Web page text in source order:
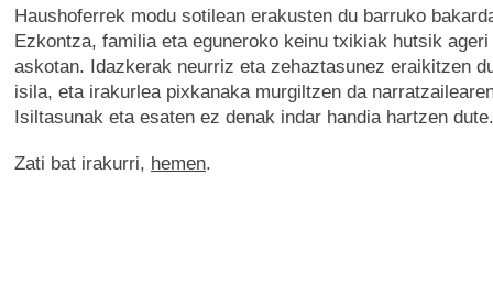
Haushoferrek modu sotilean erakusten du barruko
Ezkontza, familia eta eguneroko keinu txikiak hutsik ageri
askotan. Idazkerak neurriz eta zehaztasunez eraikitzen
isila, eta irakurlea pixkanaka murgiltzen da
Isiltasunak eta esaten ez denak indar handia hartzen dute.
Zati bat irakurri, hemen.